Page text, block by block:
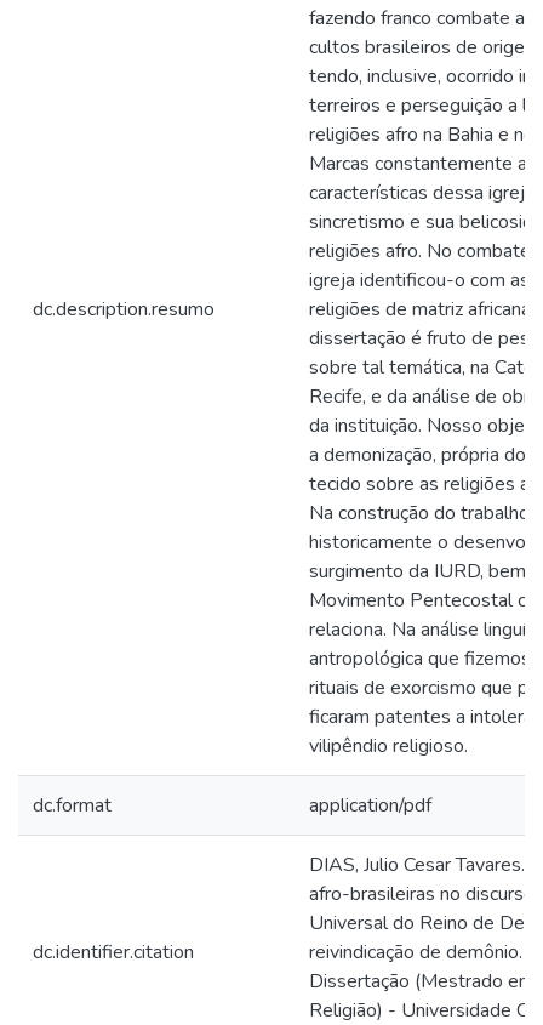
dc.description.resumo
fazendo franco combate a
cultos brasileiros de origem
tendo, inclusive, ocorrido
terreiros e perseguição a
religiões afro na Bahia e no
Marcas constantemente
características dessa igreja
sincretismo e sua
religiões afro. No combate
igreja identificou-o com as
religiões de matriz africana.
dissertação é fruto de
sobre tal temática, na
Recife, e da análise de
da instituição. Nosso
a demonização, própria do
tecido sobre as religiões
Na construção do trabalho
historicamente o
surgimento da IURD, bem
Movimento Pentecostal
relaciona. Na análise
antropológica que fizemos
rituais de exorcismo que
ficaram patentes a
vilipêndio religioso.
dc.format application/pdf
dc.identifier.citation
DIAS, Julio Cesar Tavares.
afro-brasileiras no discurso
Universal do Reino de
reivindicação de demônio.
Dissertação (Mestrado em
Religião) - Universidade